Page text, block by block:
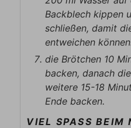
Backblech kippen
schließen, damit
entweichen
die Brötchen 10
backen, danach
weitere 15-18
Ende backen.
VIEL SPASS BEIM